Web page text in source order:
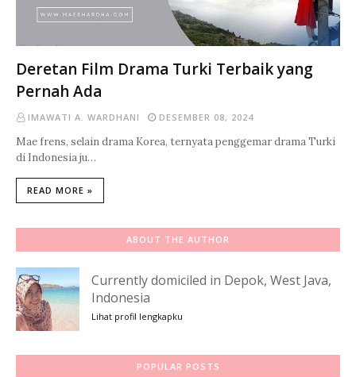
Deretan Film Drama Turki Terbaik yang
Pernah Ada
IMAWATI A. WARDHANI DESEMBER 08, 2024
Mae frens, selain drama Korea, ternyata penggemar drama Turki
di Indonesia ju…
READ MORE »
ABOUT THE AUTHOR
Currently domiciled in Depok, West Java,
Indonesia
Lihat profil lengkapku
POPULAR POSTS